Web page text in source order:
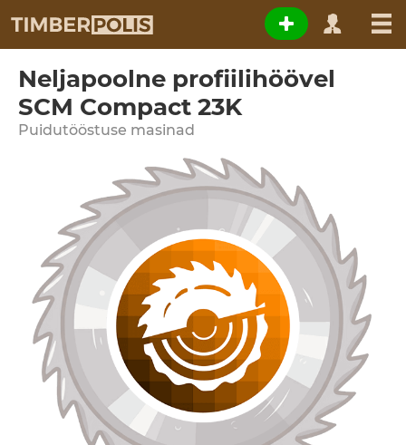
Neljapoolne profiilihöövel
SCM Compact 23K
Puidutööstuse masinad